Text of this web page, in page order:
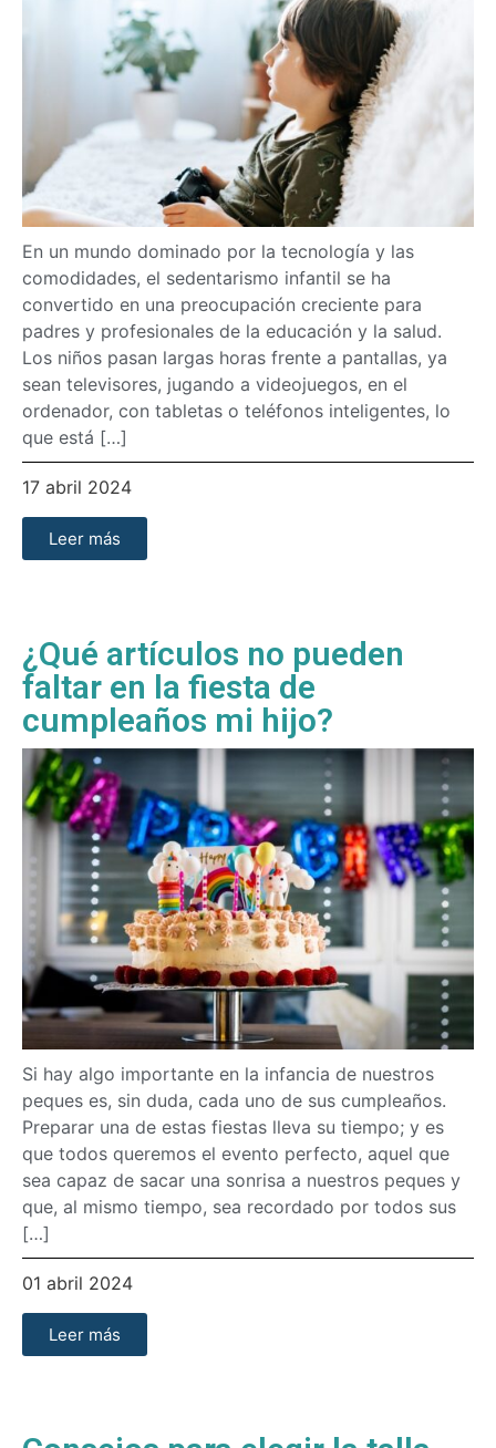
En un mundo dominado por la tecnología y las
comodidades, el sedentarismo infantil se ha
convertido en una preocupación creciente para
padres y profesionales de la educación y la salud.
Los niños pasan largas horas frente a pantallas, ya
sean televisores, jugando a videojuegos, en el
ordenador, con tabletas o teléfonos inteligentes, lo
que está […]
17 abril 2024
Leer más
¿Qué artículos no pueden
faltar en la fiesta de
cumpleaños mi hijo?
Si hay algo importante en la infancia de nuestros
peques es, sin duda, cada uno de sus cumpleaños.
Preparar una de estas fiestas lleva su tiempo; y es
que todos queremos el evento perfecto, aquel que
sea capaz de sacar una sonrisa a nuestros peques y
que, al mismo tiempo, sea recordado por todos sus
[…]
01 abril 2024
Leer más